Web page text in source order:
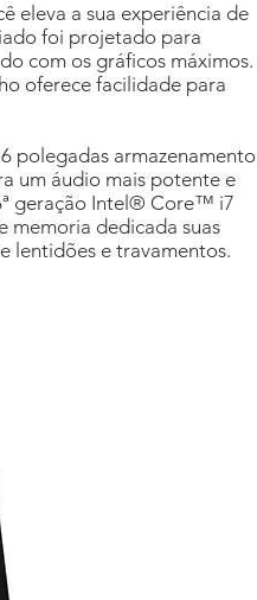
eleva a sua experiência de
foi projetado para
com os gráficos máximos.
oferece facilidade para
polegadas armazenamento
um áudio mais potente e
geração Intel® Core™ i7
memoria dedicada suas
lentidões e travamentos.